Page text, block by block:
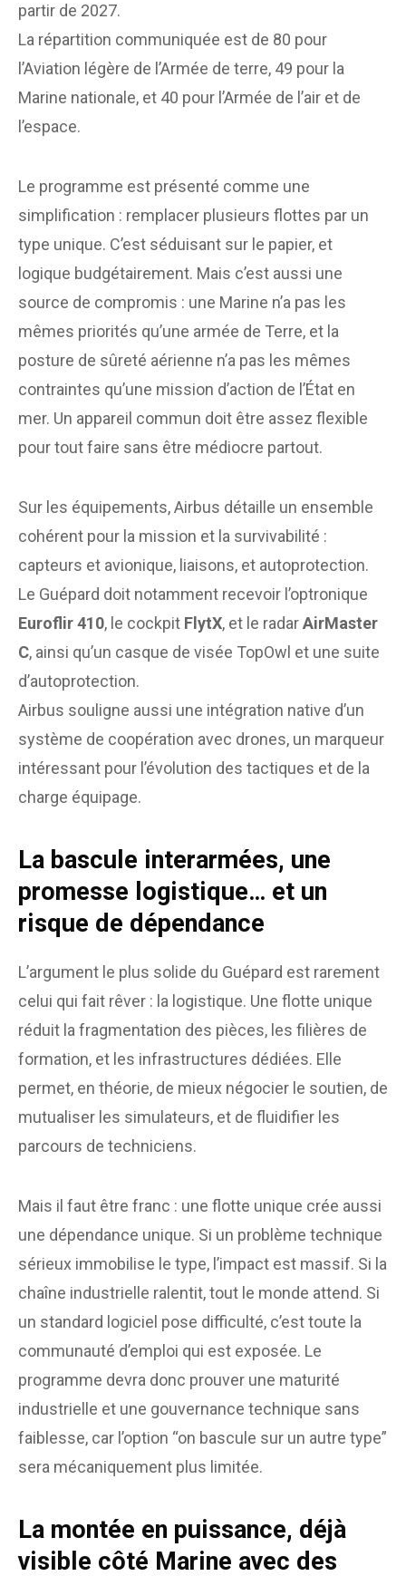
partir de 2027.
La répartition communiquée est de 80 pour
l’Aviation légère de l’Armée de terre, 49 pour la
Marine nationale, et 40 pour l’Armée de l’air et de
l’espace.
Le programme est présenté comme une
simplification : remplacer plusieurs flottes par un
type unique. C’est séduisant sur le papier, et
logique budgétairement. Mais c’est aussi une
source de compromis : une Marine n’a pas les
mêmes priorités qu’une armée de Terre, et la
posture de sûreté aérienne n’a pas les mêmes
contraintes qu’une mission d’action de l’État en
mer. Un appareil commun doit être assez flexible
pour tout faire sans être médiocre partout.
Sur les équipements, Airbus détaille un ensemble
cohérent pour la mission et la survivabilité :
capteurs et avionique, liaisons, et autoprotection.
Le Guépard doit notamment recevoir l’optronique
Euroflir 410, le cockpit FlytX, et le radarAirMaster
C, ainsi qu’un casque de visée TopOwl et une suite
d’autoprotection.
Airbus souligne aussi une intégration native d’un
système de coopération avec drones, un marqueur
intéressant pour l’évolution des tactiques et de la
charge équipage.
La bascule interarmées, une
promesse logistique… et un
risque de dépendance
L’argument le plus solide du Guépard est rarement
celui qui fait rêver : la logistique. Une flotte unique
réduit la fragmentation des pièces, les filières de
formation, et les infrastructures dédiées. Elle
permet, en théorie, de mieux négocier le soutien, de
mutualiser les simulateurs, et de fluidifier les
parcours de techniciens.
Mais il faut être franc : une flotte unique crée aussi
une dépendance unique. Si un problème technique
sérieux immobilise le type, l’impact est massif. Si la
chaîne industrielle ralentit, tout le monde attend. Si
un standard logiciel pose difficulté, c’est toute la
communauté d’emploi qui est exposée. Le
programme devra donc prouver une maturité
industrielle et une gouvernance technique sans
faiblesse, car l’option “on bascule sur un autre type”
sera mécaniquement plus limitée.
La montée en puissance, déjà
visible côté Marine avec des